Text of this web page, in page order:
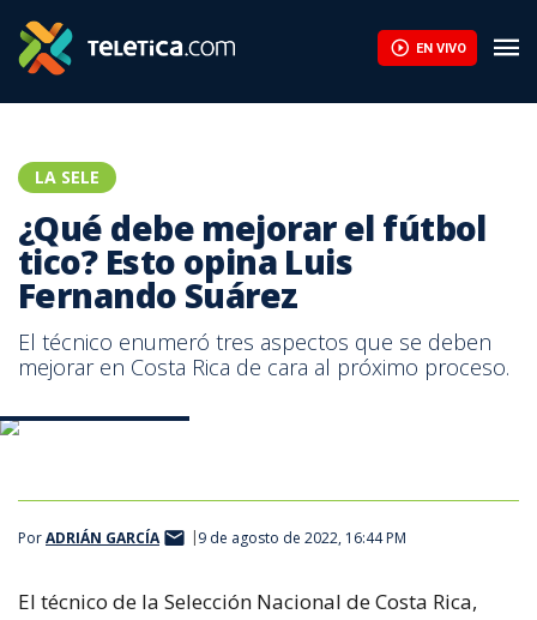
EN VIVO
LA SELE
¿Qué debe mejorar el fútbol
tico? Esto opina Luis
Fernando Suárez
El técnico enumeró tres aspectos que se deben
mejorar en Costa Rica de cara al próximo proceso.
PorADRIÁN GARCÍA 9 de agosto de 2022, 16:44 PM
El técnico de la Selección Nacional de Costa Rica,